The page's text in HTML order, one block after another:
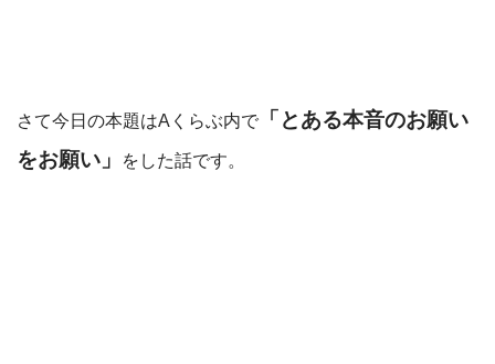
さて今日の本題はAくらぶ内で
「とある本音のお願い
をお願い」
をした話です。